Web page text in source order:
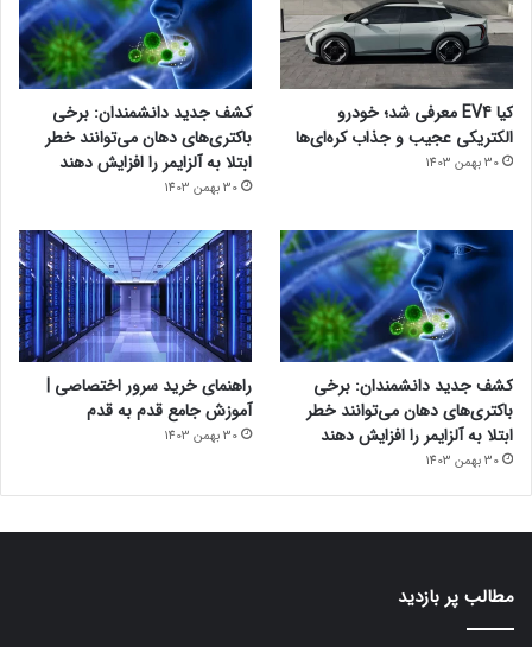
کیا EV4 معرفی شد؛ خودرو
الکتریکی عجیب و جذاب کره‌ای‌ها
30 بهمن 1403
کشف جدید دانشمندان: برخی
باکتری‌های دهان می‌توانند خطر
ابتلا به آلزایمر را افزایش دهند
30 بهمن 1403
کشف جدید دانشمندان: برخی
باکتری‌های دهان می‌توانند خطر
ابتلا به آلزایمر را افزایش دهند
30 بهمن 1403
راهنمای خرید سرور اختصاصی |
آموزش جامع قدم به قدم
30 بهمن 1403
مطالب پر بازدید